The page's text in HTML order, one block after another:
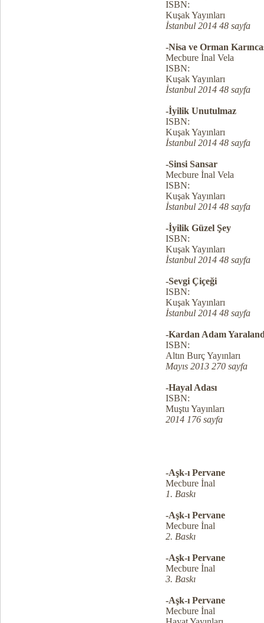
ISBN:
Kuşak Yayınları
İstanbul 2014 48 sayfa
-Nisa ve Orman
Mecbure İnal Vela
ISBN:
Kuşak Yayınları
İstanbul 2014 48 sayfa
-İyilik Unutulmaz
ISBN:
Kuşak Yayınları
İstanbul 2014 48 sayfa
-Sinsi Sansar
Mecbure İnal Vela
ISBN:
Kuşak Yayınları
İstanbul 2014 48 sayfa
-İyilik Güzel Şey
ISBN:
Kuşak Yayınları
İstanbul 2014 48 sayfa
-Sevgi Çiçeği
ISBN:
Kuşak Yayınları
İstanbul 2014 48 sayfa
-Kardan Adam
ISBN:
Altın Burç Yayınları
Mayıs 2013 270 sayfa
-Hayal Adası
ISBN:
Muştu Yayınları
2014 176 sayfa
-Aşk-ı Pervane
Mecbure İnal
1. Baskı
-Aşk-ı Pervane
Mecbure İnal
2. Baskı
-Aşk-ı Pervane
Mecbure İnal
3. Baskı
-Aşk-ı Pervane
Mecbure İnal